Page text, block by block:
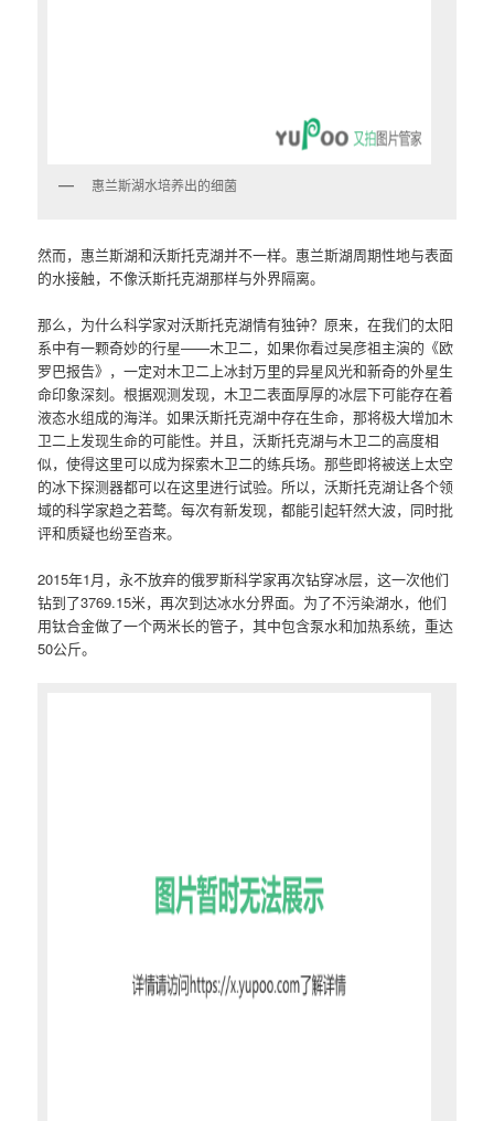
惠兰斯湖水培养出的细菌
然而，惠兰斯湖和沃斯托克湖并不一样。惠兰斯湖周期性地与表面
的水接触，不像沃斯托克湖那样与外界隔离。
那么，为什么科学家对沃斯托克湖情有独钟？原来，在我们的太阳
系中有一颗奇妙的行星——木卫二，如果你看过吴彦祖主演的《欧
罗巴报告》，一定对木卫二上冰封万里的异星风光和新奇的外星生
命印象深刻。根据观测发现，木卫二表面厚厚的冰层下可能存在着
液态水组成的海洋。如果沃斯托克湖中存在生命，那将极大增加木
卫二上发现生命的可能性。并且，沃斯托克湖与木卫二的高度相
似，使得这里可以成为探索木卫二的练兵场。那些即将被送上太空
的冰下探测器都可以在这里进行试验。所以，沃斯托克湖让各个领
域的科学家趋之若鹜。每次有新发现，都能引起轩然大波，同时批
评和质疑也纷至沓来。
2015年1月，永不放弃的俄罗斯科学家再次钻穿冰层，这一次他们
钻到了3769.15米，再次到达冰水分界面。为了不污染湖水，他们
用钛合金做了一个两米长的管子，其中包含泵水和加热系统，重达
50公斤。